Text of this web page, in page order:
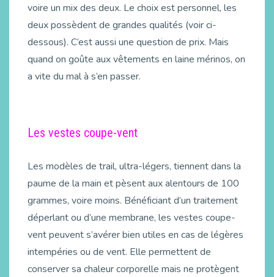
voire un mix des deux. Le choix est personnel, les
deux possèdent de grandes qualités (voir ci-
dessous). C’est aussi une question de prix. Mais
quand on goûte aux vêtements en laine mérinos, on
a vite du mal à s’en passer.
Les vestes coupe-vent
Les modèles de trail, ultra-légers, tiennent dans la
paume de la main et pèsent aux alentours de 100
grammes, voire moins. Bénéficiant d’un traitement
déperlant ou d’une membrane, les vestes coupe-
vent peuvent s’avérer bien utiles en cas de légères
intempéries ou de vent. Elle permettent de
conserver sa chaleur corporelle mais ne protègent